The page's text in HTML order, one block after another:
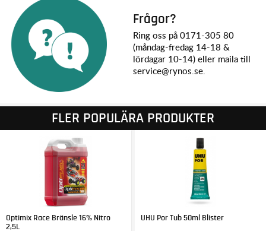
Frågor?
Ring oss på 0171-305 80
(måndag-fredag 14-18 &
lördagar 10-14) eller maila till
service@rynos.se.
FLER POPULÄRA PRODUKTER
Optimix Race Bränsle 16% Nitro
2,5L
UHU Por Tub 50ml Blister